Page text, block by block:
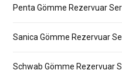
Penta Gömme Rezervuar
Sanica Gömme Rezervuar
Schwab Gömme Rezervuar